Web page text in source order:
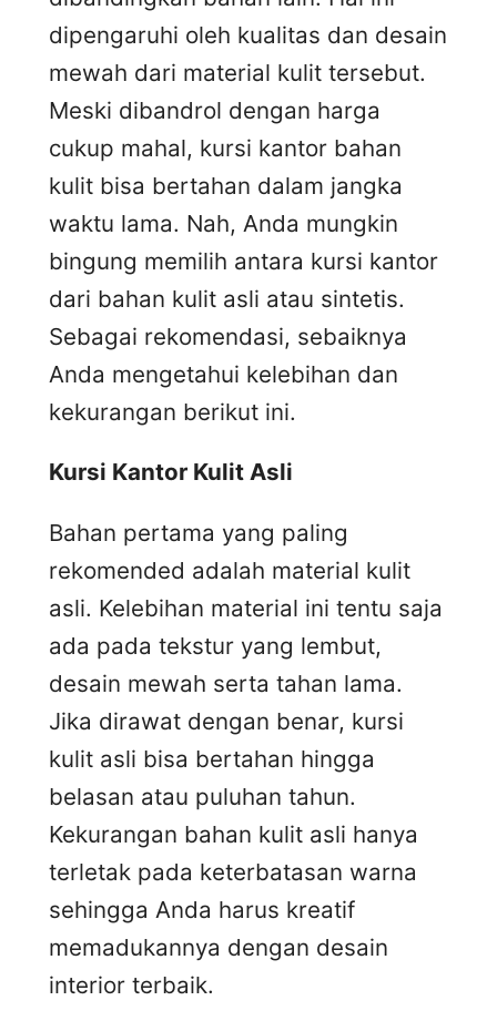
dipengaruhi oleh kualitas dan desain
mewah dari material kulit tersebut.
Meski dibandrol dengan harga
cukup mahal, kursi kantor bahan
kulit bisa bertahan dalam jangka
waktu lama. Nah, Anda mungkin
bingung memilih antara kursi kantor
dari bahan kulit asli atau sintetis.
Sebagai rekomendasi, sebaiknya
Anda mengetahui kelebihan dan
kekurangan berikut ini.
Kursi Kantor Kulit Asli
Bahan pertama yang paling
rekomended adalah material kulit
asli. Kelebihan material ini tentu saja
ada pada tekstur yang lembut,
desain mewah serta tahan lama.
Jika dirawat dengan benar, kursi
kulit asli bisa bertahan hingga
belasan atau puluhan tahun.
Kekurangan bahan kulit asli hanya
terletak pada keterbatasan warna
sehingga Anda harus kreatif
memadukannya dengan desain
interior terbaik.